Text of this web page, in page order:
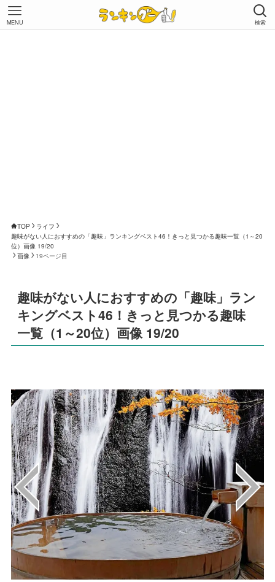
検索
MENU
TOP
ライフ
趣味がない人におすすめの「趣味」ランキングベスト46！きっと見つかる趣味一覧（1～20
位）画像 19/20
画像
19ページ目
趣味がない人におすすめの「趣味」ラン
キングベスト46！きっと見つかる趣味
一覧（1～20位）画像 19/20